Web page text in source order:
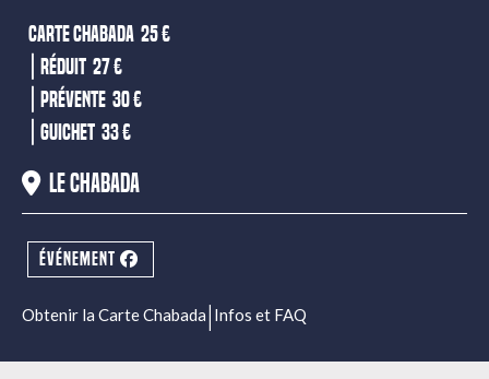
Carte Chabada 25 €
Réduit 27 €
Prévente 30 €
Guichet 33 €
Le Chabada
ÉVÉNEMENT
Obtenir la Carte Chabada| Infos et FAQ